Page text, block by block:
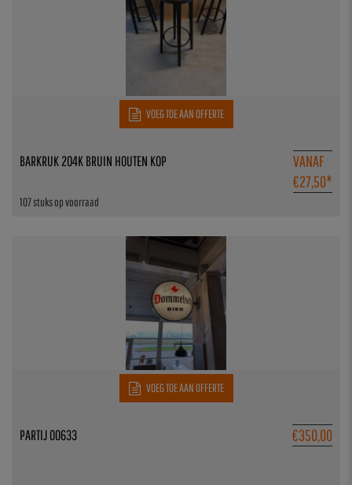
VOEG TOE AAN OFFERTE
VANAF
€27,50*
107 stuks op voorraad
BARKRUK 204K BRUIN HOUTEN KOP
VOEG TOE AAN OFFERTE
€350,00
PARTIJ 00633